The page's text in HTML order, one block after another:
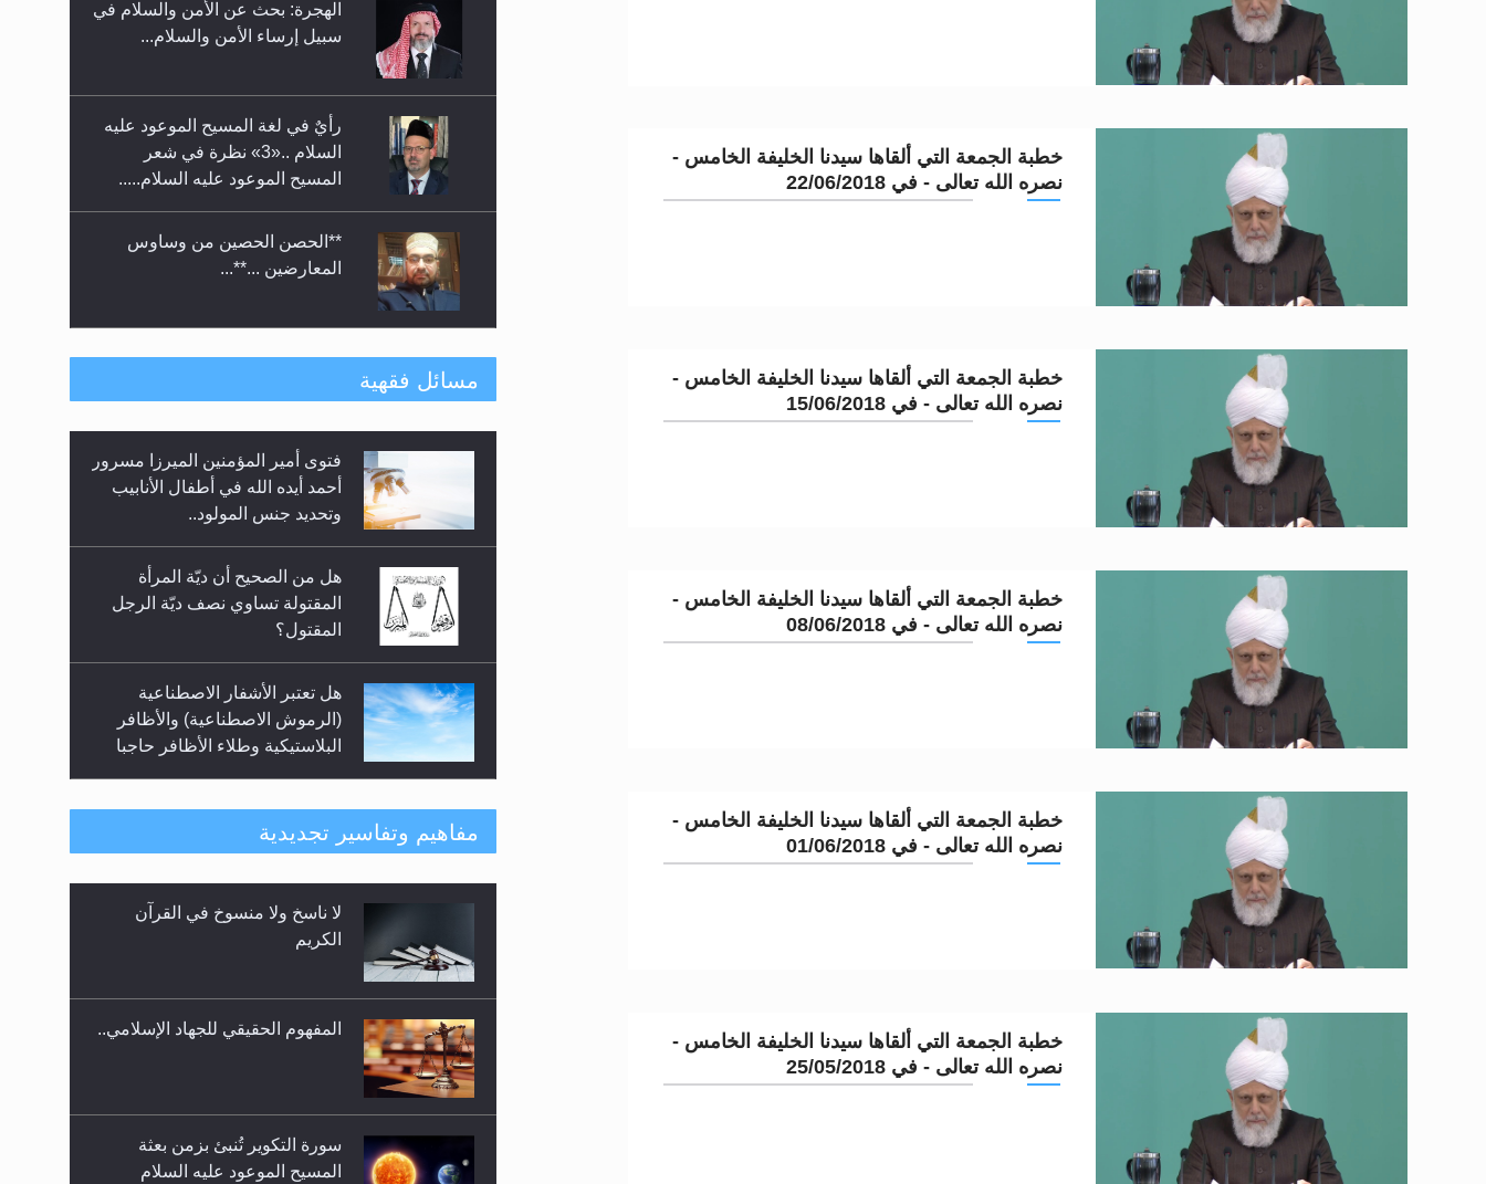
خطبة الجمعة التي ألقاها سيدنا الخليفة الخامس -
نصره الله تعالى - في 22/06/2018
خطبة الجمعة التي ألقاها سيدنا الخليفة الخامس -
نصره الله تعالى - في 15/06/2018
خطبة الجمعة التي ألقاها سيدنا الخليفة الخامس -
نصره الله تعالى - في 08/06/2018
خطبة الجمعة التي ألقاها سيدنا الخليفة الخامس -
نصره الله تعالى - في 01/06/2018
خطبة الجمعة التي ألقاها سيدنا الخليفة الخامس -
نصره الله تعالى - في 25/05/2018
حفل توزيع الشهادات في الجامعة
الأحمدية بنيجيريا لعام 2025
الهجرة: بحث عن الأمن والسلام في
سبيل إرساء الأمن والسلام...
رأيٌ في لغة المسيح الموعود عليه
السلام ..«3» نظرة في شعر
المسيح الموعود عليه السلام.....
**الحصن الحصين من وساوس
المعارضين ...**...
متطلَّبات التّحريك الجديد...
رأيٌ في لغة المسيح الموعود عليه
السلام.. 4...
مسائل فقهية
فتوى أمير المؤمنين الميرزا مسرور
أحمد أيده الله في أطفال الأنابيب
وتحديد جنس المولود..
هل من الصحيح أن ديّة المرأة
المقتولة تساوي نصف ديّة الرجل
المقتول؟
هل تعتبر الأشفار الاصطناعية
(الرموش الاصطناعية) والأظافر
البلاستيكية وطلاء الأظافر حاجبا
هل يُحسب حول الزكاة وفق السنة
الميلادية أو الهجرية؟
هل يجوز فتح مشروع كوافير نسائي
للمحجبات وغير المحجبات؟
مفاهيم وتفاسير تجديدية
لا ناسخ ولا منسوخ في القرآن
الكريم
المفهوم الحقيقي للجهاد الإسلامي..
سورة التكوير تُنبئ بزمن بعثة
المسيح الموعود عليه السلام